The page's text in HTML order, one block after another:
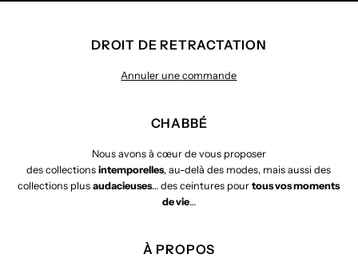
DROIT DE RETRACTATION
Annuler unecommande
CHABBÉ
Nous avons à cœur de vous proposer
des collectionsintemporelles, au-delà des modes, mais aussi des
collections plusaudacieuses… des ceintures pourtous vos moments
de vie…
À PROPOS